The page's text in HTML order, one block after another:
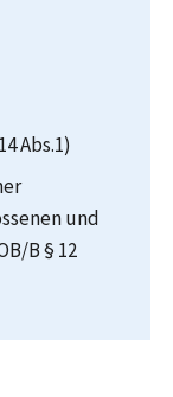
Abs.1)
und
B § 12